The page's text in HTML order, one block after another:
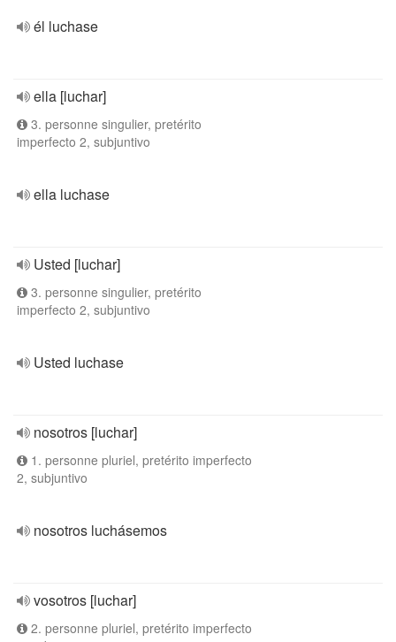
él luchase
ella [luchar]
3. personne singulier, pretérito
imperfecto 2, subjuntivo
ella luchase
Usted [luchar]
3. personne singulier, pretérito
imperfecto 2, subjuntivo
Usted luchase
nosotros [luchar]
1. personne pluriel, pretérito imperfecto
2, subjuntivo
nosotros luchásemos
vosotros [luchar]
2. personne pluriel, pretérito imperfecto